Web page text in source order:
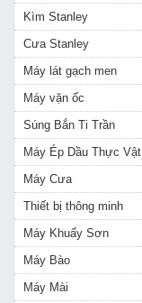
Kìm Stanley
Cưa Stanley
Máy lát gạch men
Máy vặn ốc
Súng Bắn Ti Trần
Máy Ép Dầu Thực Vật
Máy Cưa
Thiết bị thông minh
Máy Khuấy Sơn
Máy Bào
Máy Mài